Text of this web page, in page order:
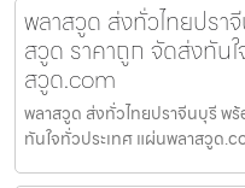
พลาสวูด ส่งทั่วไทยปรา
สวูด ราคาถูก จัดส่งทัน
สวูด.com
พลาสวูด ส่งทั่วไทยปราจีนบุรี พ
ทันใจทั่วประเทศ แผ่นพลาสวูด